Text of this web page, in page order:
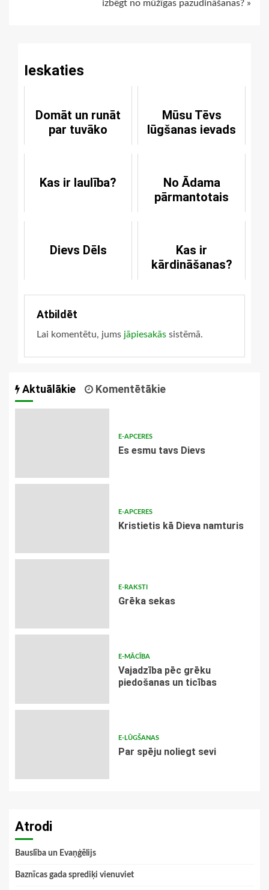
izbēgt no mūžīgas pazudināšanas? »
Ieskaties
Domāt un runāt
par tuvāko
Mūsu Tēvs
lūgšanas ievads
Kas ir laulība?
No Ādama
pārmantotais
Dievs Dēls
Kas ir
kārdināšanas?
Atbildēt
Lai komentētu, jums jāpiesakās sistēmā.
Aktuālākie Komentētākie
E-APCERES
Es esmu tavs Dievs
E-APCERES
Kristietis kā Dieva namturis
E-RAKSTI
Grēka sekas
E-MĀCĪBA
Vajadzība pēc grēku
piedošanas un ticības
E-LŪGŠANAS
Par spēju noliegt sevi
Atrodi
Bauslība un Evaņģēlijs
Baznīcas gada sprediķi vienuviet